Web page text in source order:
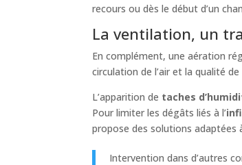
recours ou dès le début d’un
La ventilation, un
En complément, une aération
circulation de l’air et la qualité
L’apparition de taches
Pour limiter les dégâts liés à l’
propose des solutions
Intervention dans d’autres